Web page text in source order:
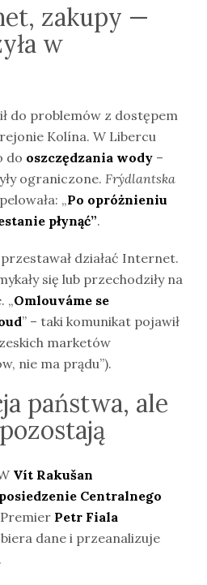
zakupy —
w
do problemów z dostępem
Kolína. W Libercu
do oszczędzania wody –
ograniczone. Frýdlantska
„Po opróżnieniu
płynąć”.
działać Internet.
się lub przechodziły na
„Omlouváme se
” – taki komunikat pojawił
marketów
nie ma prądu”).
państwa, ale
Vít Rakušan
Centralnego
Petr Fiala
dane i przeanalizuje